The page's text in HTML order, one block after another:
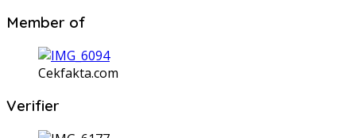
Member of
Cekfakta.com
Verifier